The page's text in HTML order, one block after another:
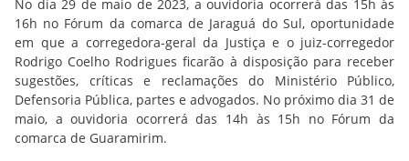
No dia 29 de maio de 2023, a ouvidoria ocorrerá das 15h às
16h no Fórum da comarca de Jaraguá do Sul, oportunidade
em que a corregedora-geral da Justiça e o juiz-corregedor
Rodrigo Coelho Rodrigues ficarão à disposição para receber
sugestões, críticas e reclamações do Ministério Público,
Defensoria Pública, partes e advogados. No próximo dia 31 de
maio, a ouvidoria ocorrerá das 14h às 15h no Fórum da
comarca de Guaramirim.